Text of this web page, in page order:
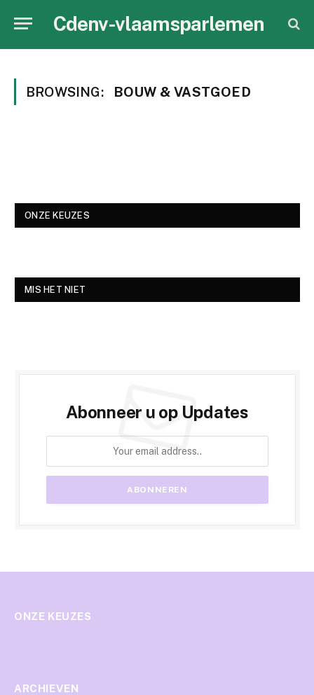
Cdenv-vlaamsparlemen
BROWSING: BOUW & VASTGOED
ONZE KEUZES
MIS HET NIET
Abonneer u op Updates
ONZE KEUZES
ARCHIEVEN